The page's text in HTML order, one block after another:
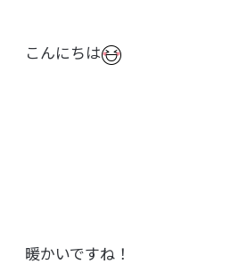
こんにちは
暖かいですね！